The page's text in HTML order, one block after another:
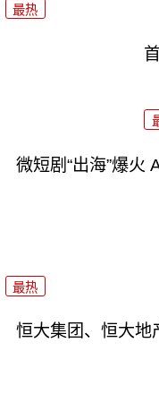
最热
微短剧“出海”爆火
最热
恒大集团、恒大地